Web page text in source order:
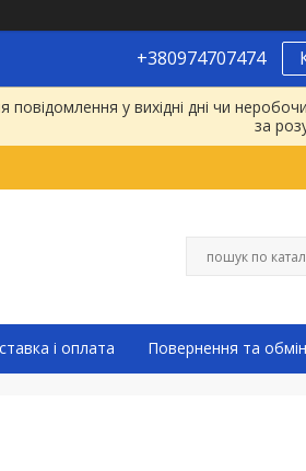
+380974707474
у вихідні дні чи
за
і оплата Повернення та обмін